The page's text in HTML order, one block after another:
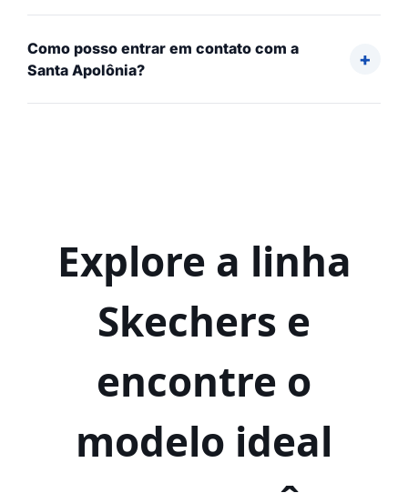
Como posso entrar em contato com a
Santa Apolônia?
Explore a linha
Skechers e
encontre o
modelo ideal